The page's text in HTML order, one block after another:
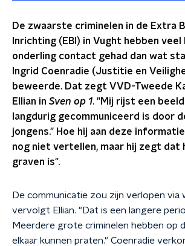
De zwaarste criminelen in de Extra
Inrichting (EBI) in Vught hebben veel
onderling contact gehad dan wat
Ingrid Coenradie (Justitie en
beweerde. Dat zegt VVD-Tweede
Ellian in Sven op 1. "Mij rijst een
langdurig gecommuniceerd is door
jongens." Hoe hij aan deze
nog niet vertellen, maar hij zegt dat
graven is".
De communicatie zou zijn verlopen via
vervolgt Ellian. "Dat is een langere
Meerdere grote criminelen hebben op
elkaar kunnen praten." Coenradie